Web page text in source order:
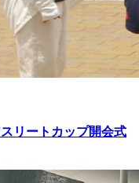
リートカップ開会式